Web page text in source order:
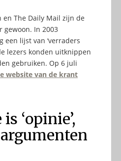
en The Daily Mail zijn de
gewoon. In 2003
een lijst van ‘verraders
lezers konden uitknippen
gebruiken. Op 6 juli
website van de krant
‘opinie’,